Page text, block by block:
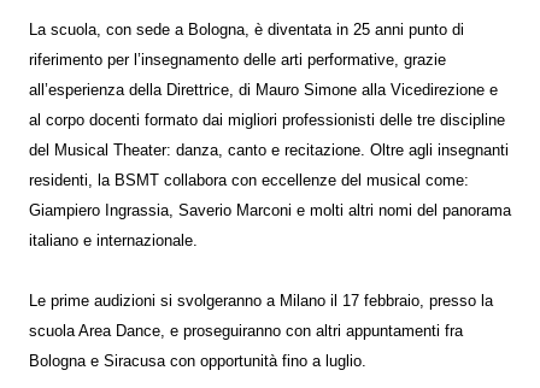
La scuola, con sede a Bologna, è diventata in 25 anni punto di
riferimento per l’insegnamento delle arti performative, grazie
all’esperienza della Direttrice, di Mauro Simone alla Vicedirezione e
al corpo docenti formato dai migliori professionisti delle tre discipline
del Musical Theater: danza, canto e recitazione. Oltre agli insegnanti
residenti, la BSMT collabora con eccellenze del musical come:
Giampiero Ingrassia, Saverio Marconi e molti altri nomi del panorama
italiano e internazionale.
Le prime audizioni si svolgeranno a Milano il 17 febbraio, presso la
scuola Area Dance, e proseguiranno con altri appuntamenti fra
Bologna e Siracusa con opportunità fino a luglio.